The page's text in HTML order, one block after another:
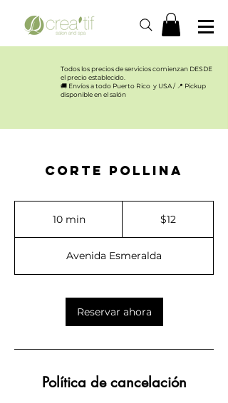
Todos los precios de servicios comienzan DESDE
el precio establecido.​
🚚 Envíos a todo Puerto Rico y USA / 📍 Pickup
disponible en el salón
Corte Pollina
10 min1
m
i
$12
Avenida Esmeralda
Reservar ahora
Política de cancelación